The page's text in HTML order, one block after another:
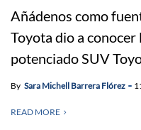
Añádenos como
Toyota dio a
potenciado SUV
By Sara Michell Barrera Flórez
READ MORE